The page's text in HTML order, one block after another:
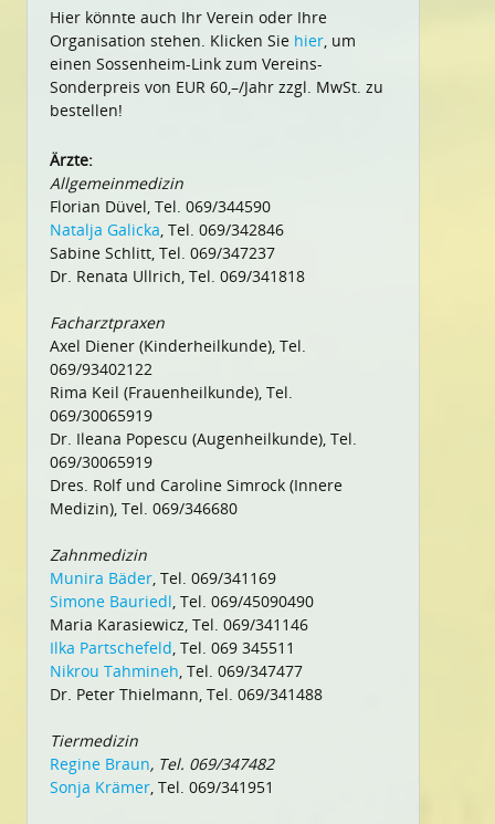
Hier könnte auch Ihr Verein oder Ihre
Organisation stehen. Klicken Sie hier , um
einen Sossenheim-Link zum Vereins-
Sonderpreis von EUR 60,–/Jahr zzgl. MwSt. zu
bestellen!
Ärzte:
Allgemeinmedizin
Florian Düvel, Tel. 069/344590
Natalja Galicka , Tel. 069/342846
Sabine Schlitt, Tel. 069/347237
Dr. Renata Ullrich, Tel. 069/341818
Facharztpraxen
Axel Diener (Kinderheilkunde), Tel.
069/93402122
Rima Keil (Frauenheilkunde), Tel.
069/30065919
Dr. Ileana Popescu (Augenheilkunde), Tel.
069/30065919
Dres. Rolf und Caroline Simrock (Innere
Medizin), Tel. 069/346680
Zahnmedizin
Munira Bäder , Tel. 069/341169
Simone Bauriedl , Tel. 069/45090490
Maria Karasiewicz, Tel. 069/341146
Ilka Partschefeld , Tel. 069 345511
Nikrou Tahmineh , Tel. 069/347477
Dr. Peter Thielmann, Tel. 069/341488
Tiermedizin
Regine Braun, Tel. 069/347482
Sonja Krämer , Tel. 069/341951